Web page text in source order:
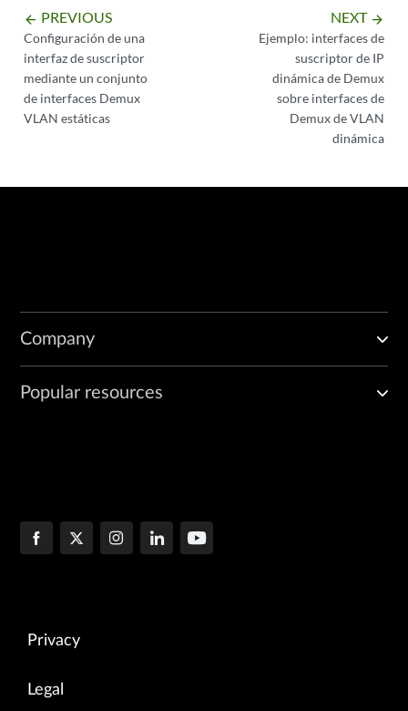
arrow_backward PREVIOUS
Configuración de una
interfaz de suscriptor
mediante un conjunto
de interfaces Demux
VLAN estáticas
NEXT arrow_forward
Ejemplo: interfaces de
suscriptor de IP
dinámica de Demux
sobre interfaces de
Demux de VLAN
dinámica
Company
Popular resources
Privacy
Legal